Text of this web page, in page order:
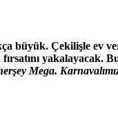
büyük. Çekilişle ev
Mega.